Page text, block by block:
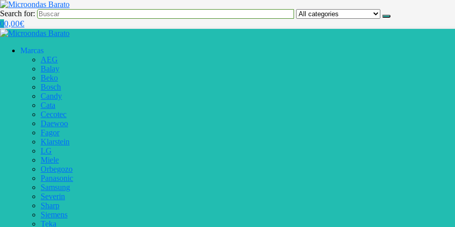
Search for:
00,00€
Marcas
AEG
Balay
Beko
Bosch
Candy
Cata
Cecotec
Daewoo
Fagor
Klarstein
LG
Miele
Orbegozo
Panasonic
Samsung
Severin
Sharp
Siemens
Teka